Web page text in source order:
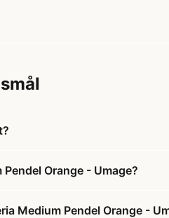
Orange - Umage?
Medium Pendel Orange -